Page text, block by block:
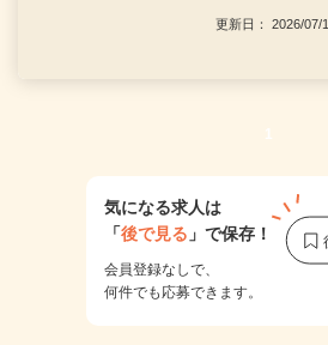
更新日： 2026/
1
気になる求人は
「後で見る 」で保存！
会員登録なしで、
何件でも応募できます。